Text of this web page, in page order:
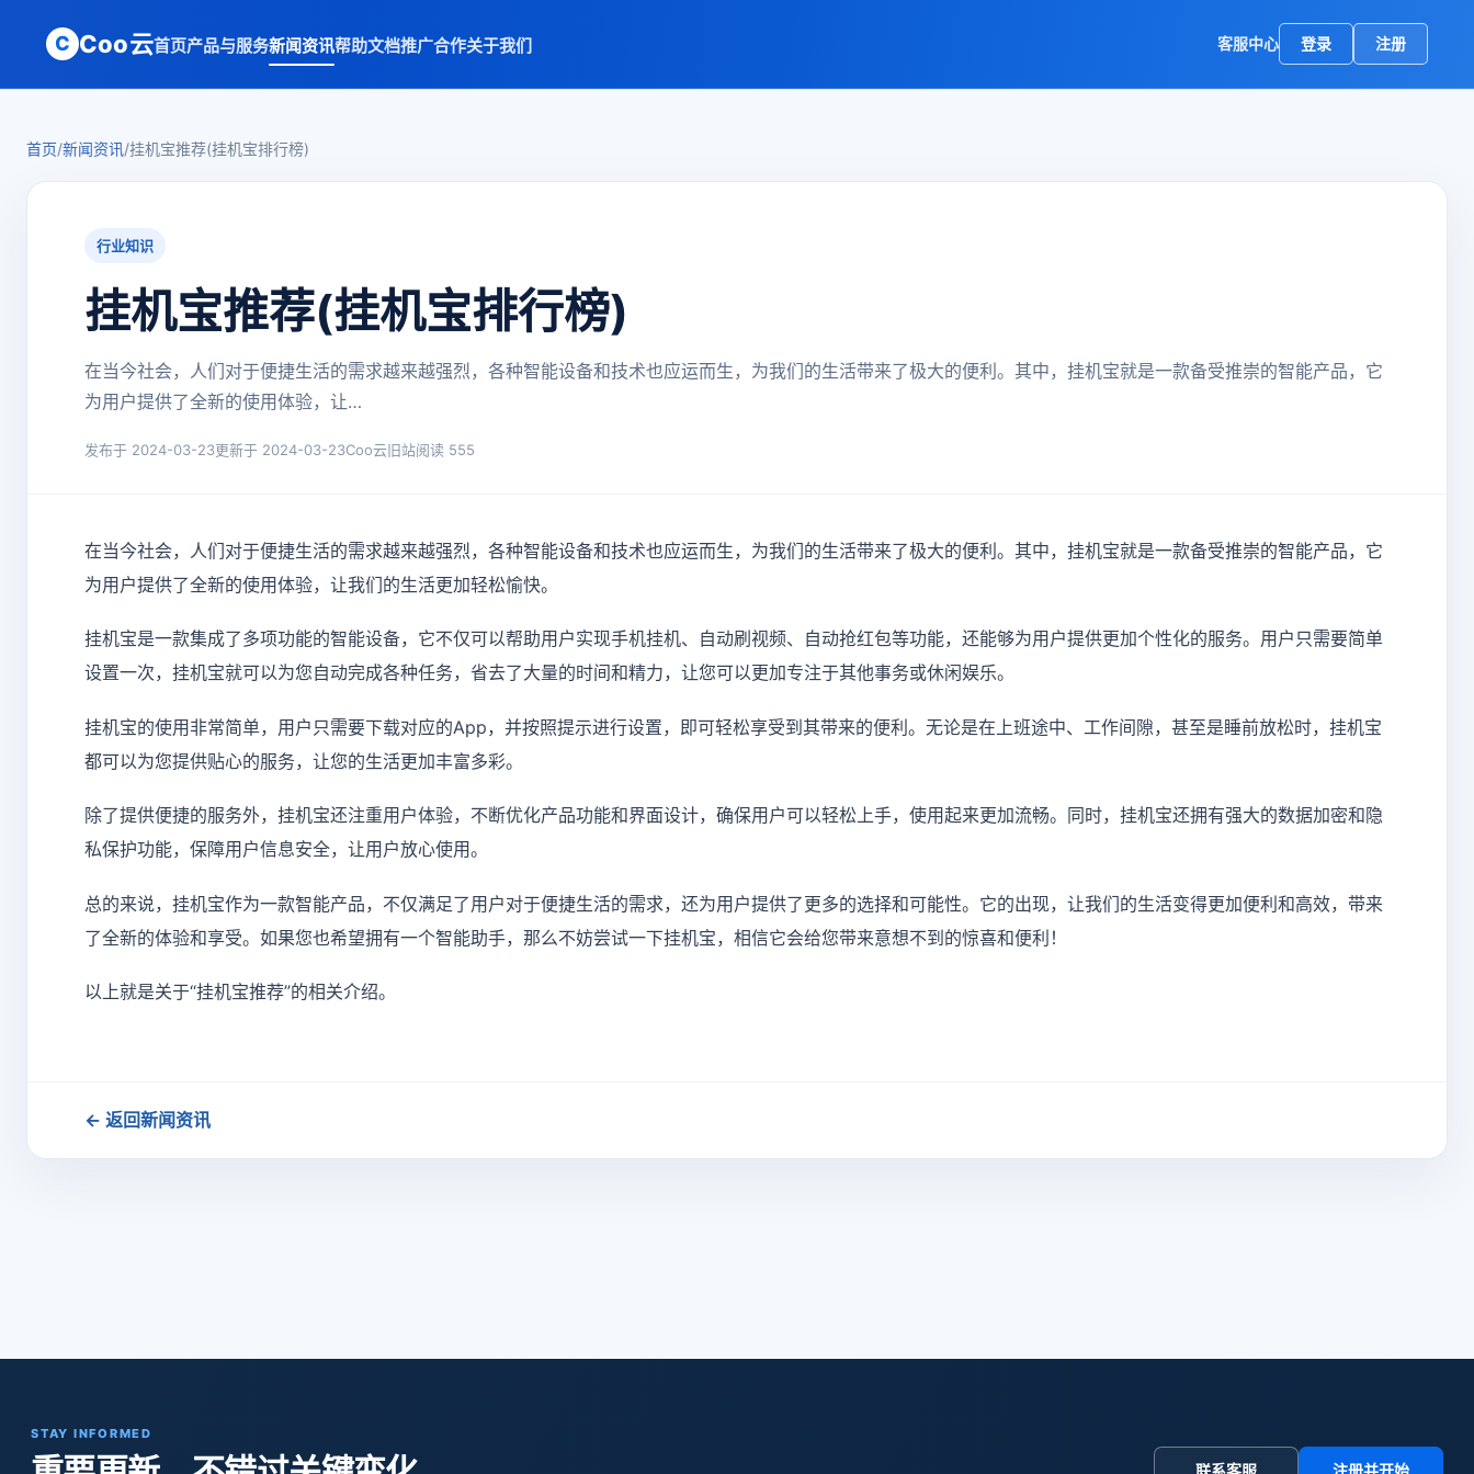
C Coo云首页产品与服务新闻资讯帮助文档推广合作关于我们 客服中心 登录 注册
首页/新闻资讯/挂机宝推荐(挂机宝排行榜)
行业知识
挂机宝推荐(挂机宝排行榜)
在当今社会，人们对于便捷生活的需求越来越强烈，各种智能设备和技术也应运而生，为我们的生活带来了极大的便利。其中，挂机宝就是一款备受推崇的智能产品，它
为用户提供了全新的使用体验，让…
发布于 2024-03-23更新于 2024-03-23Coo云旧站阅读 555
在当今社会，人们对于便捷生活的需求越来越强烈，各种智能设备和技术也应运而生，为我们的生活带来了极大的便利。其中，挂机宝就是一款备受推崇的智能产品，它
为用户提供了全新的使用体验，让我们的生活更加轻松愉快。
挂机宝是一款集成了多项功能的智能设备，它不仅可以帮助用户实现手机挂机、自动刷视频、自动抢红包等功能，还能够为用户提供更加个性化的服务。用户只需要简单
设置一次，挂机宝就可以为您自动完成各种任务，省去了大量的时间和精力，让您可以更加专注于其他事务或休闲娱乐。
挂机宝的使用非常简单，用户只需要下载对应的App，并按照提示进行设置，即可轻松享受到其带来的便利。无论是在上班途中、工作间隙，甚至是睡前放松时，挂机宝
都可以为您提供贴心的服务，让您的生活更加丰富多彩。
除了提供便捷的服务外，挂机宝还注重用户体验，不断优化产品功能和界面设计，确保用户可以轻松上手，使用起来更加流畅。同时，挂机宝还拥有强大的数据加密和隐
私保护功能，保障用户信息安全，让用户放心使用。
总的来说，挂机宝作为一款智能产品，不仅满足了用户对于便捷生活的需求，还为用户提供了更多的选择和可能性。它的出现，让我们的生活变得更加便利和高效，带来
了全新的体验和享受。如果您也希望拥有一个智能助手，那么不妨尝试一下挂机宝，相信它会给您带来意想不到的惊喜和便利！
以上就是关于“挂机宝推荐”的相关介绍。
← 返回新闻资讯
STAY INFORMED
联系客服 注册并开始